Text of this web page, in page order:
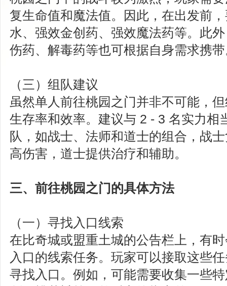
复生命值和魔法值。因此，在出发前
水、强效金创药、强效魔法药等。此
伤药、解毒药等也可根据自身需求携
（三）组队建议
虽然单人前往桃园之门并非不可能，
生存率和效率。建议与 2 - 3 名实力相
队，如战士、法师和道士的组合，战
高伤害，道士提供治疗和辅助。
三、前往桃园之门的具体方法
（一）寻找入口线索
在比奇城或盟重土城的公告栏上，有
入口的线索任务。玩家可以接取这些
寻找入口。例如，可能需要收集一些